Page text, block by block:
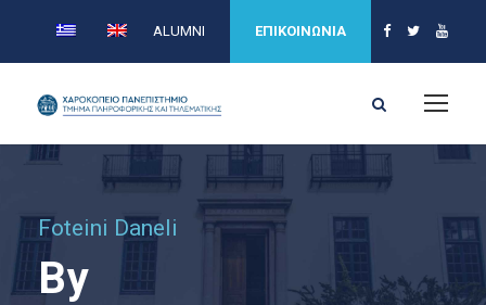
ALUMNI ΕΠΙΚΟΙΝΩΝΙΑ
Foteini Daneli
By